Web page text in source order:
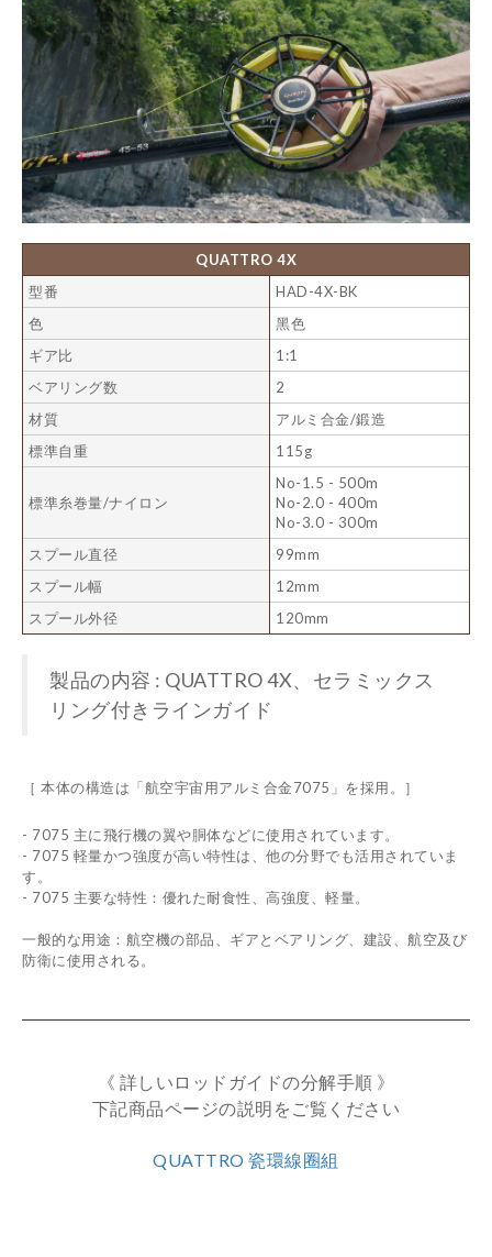
QUATTRO 4X
型番
HAD-4X-BK
色
黑色
ギア比
1:1
ベアリング数
2
材質
アルミ合金/鍛造
標準自重
115g
標準糸巻量/ナイロン
No-1.5 - 500m
No-2.0 - 400m
No-3.0 - 300m
スプール直径
99mm
スプール幅
12mm
スプール外径
120mm
製品の内容 : QUATTRO 4X、セラミックス
リング付きラインガイド
［ 本体の構造は「航空宇宙用アルミ合金7075」を採用。］
- 7075 主に飛行機の翼や胴体などに使用されています。
- 7075 軽量かつ強度が高い特性は、他の分野でも活用されていま
す。
- 7075 主要な特性： 優れた耐食性、高強度、軽量。
一般的な用途：航空機の部品、ギアとベアリング、建設、航空及び
防衛に使用される。
《 詳しいロッドガイドの分解手順 》
下記商品ページの説明をご覧ください
QUATTRO 瓷環線圈組